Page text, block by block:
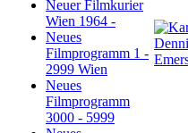
Neuer Filmkurier
Wien 1964 -
Neues
Filmprogramm 1 -
2999 Wien
Neues
Filmprogramm
3000 - 5999